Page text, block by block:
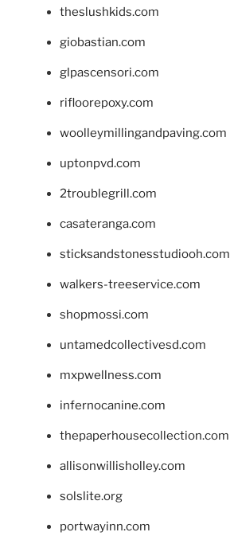
theslushkids.com
giobastian.com
glpascensori.com
rifloorepoxy.com
woolleymillingandpaving.com
uptonpvd.com
2troublegrill.com
casateranga.com
sticksandstonesstudiooh.com
walkers-treeservice.com
shopmossi.com
untamedcollectivesd.com
mxpwellness.com
infernocanine.com
thepaperhousecollection.com
allisonwillisholley.com
solslite.org
portwayinn.com